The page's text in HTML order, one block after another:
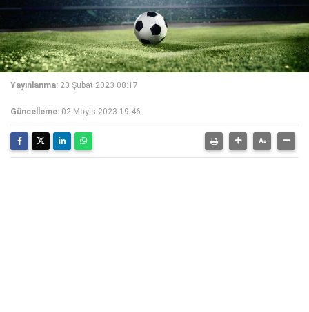
Yayınlanma: 20 Şubat 2023 08:17
Güncelleme: 02 Mayıs 2023 19:46